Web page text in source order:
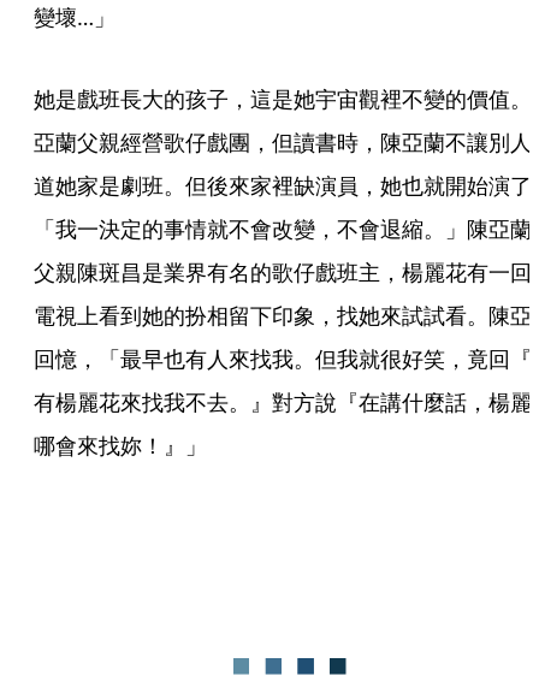
變壞…」
她是戲班長大的孩子，這是她宇宙觀裡不變的價值。
亞蘭父親經營歌仔戲團，但讀書時，陳亞蘭不讓別人
道她家是劇班。但後來家裡缺演員，她也就開始演了
「我一決定的事情就不會改變，不會退縮。」陳亞蘭
父親陳斑昌是業界有名的歌仔戲班主，楊麗花有一回
電視上看到她的扮相留下印象，找她來試試看。陳亞
回憶，「最早也有人來找我。但我就很好笑，竟回『
有楊麗花來找我不去。』對方說『在講什麼話，楊麗
哪會來找妳！』」